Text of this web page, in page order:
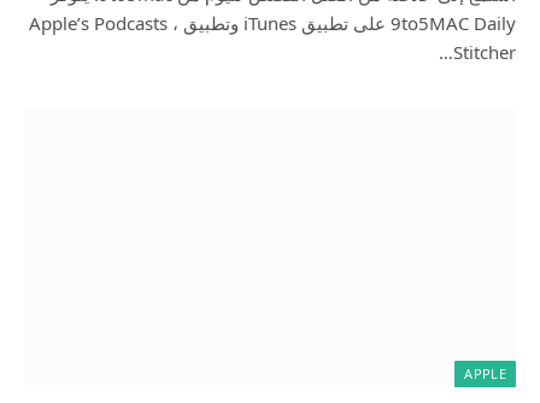
9to5MAC Daily على تطبيق iTunes وتطبيق Apple’s Podcasts ،
Stitcher…
APPLE